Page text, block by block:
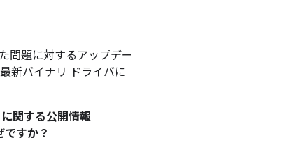
問題に対するアップデー
新バイナリ ドライバに
関する公開情報
すか？